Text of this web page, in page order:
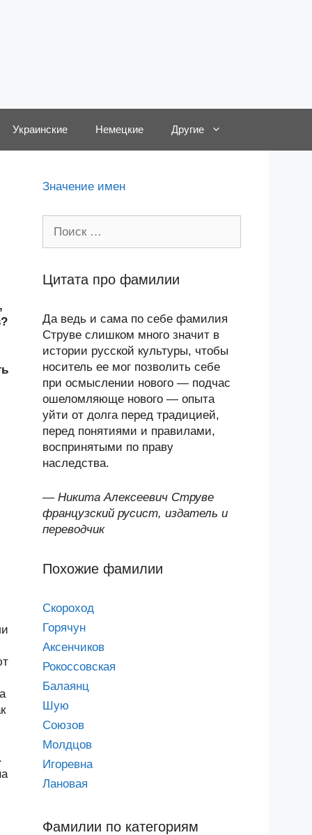
Украинские Немецкие Другие
Значение имен
Цитата про фамилии
Да ведь и сама по себе фамилия
Струве слишком много значит в
истории русской культуры, чтобы
носитель ее мог позволить себе
при осмыслении нового — подчас
ошеломляюще нового — опыта
уйти от долга перед традицией,
перед понятиями и правилами,
воспринятыми по праву
наследства.
— Никита Алексеевич Струве
французский русист, издатель и
переводчик
Похожие фамилии
Скороход
Горячун
Аксенчиков
Рокоссовская
Балаянц
Шую
Союзов
Молдцов
Игоревна
Лановая
Фамилии по категориям